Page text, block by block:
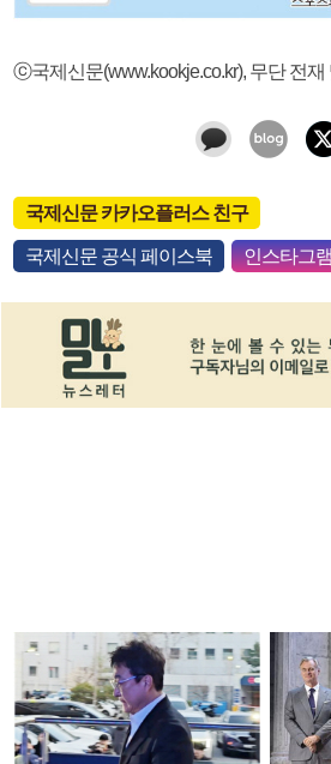
ⓒ국제신문(www.kookje.co.kr), 무단 전재
국제신문 카카오플러스 친구
국제신문 공식 페이스북 인스타그